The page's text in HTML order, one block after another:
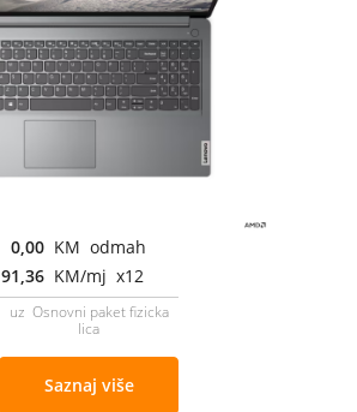
0,00 KM odmah
91,36 KM/mj x12
uz Osnovni paket fizicka
lica
Saznaj više